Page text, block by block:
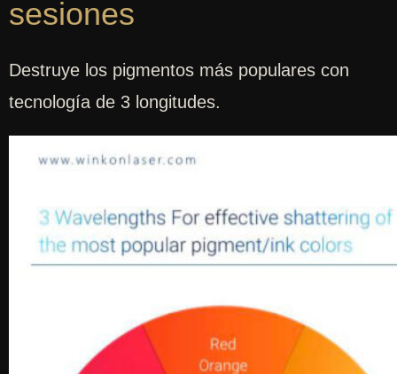
sesiones
Destruye los pigmentos más populares con
tecnología de 3 longitudes.